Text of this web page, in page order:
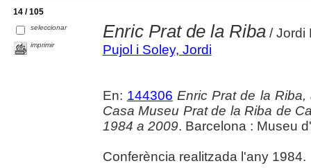
14 / 105
seleccionar
imprimir
Enric Prat de la Riba/ Jordi
Pujol i Soley, Jordi
En: 144306 Enric Prat de la
Casa Museu Prat de la Riba de
1984 a 2009. Barcelona : Museu
Conferència realitzada l'any 1984.